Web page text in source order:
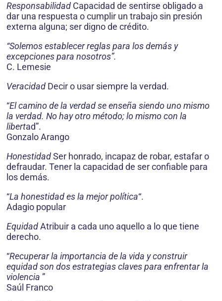
Responsabilidad Capacidad de sentirse obligado a
dar una respuesta o cumplir un trabajo sin presión
externa alguna; ser digno de crédito.
“Solemos establecer reglas para los demás y
excepciones para nosotros”.
C. Lemesie
Veracidad Decir o usar siempre la verdad.
“El camino de la verdad se enseña siendo uno mismo
la verdad. No hay otro método; lo mismo con la
libertad”.
Gonzalo Arango
HonestidadSer honrado, incapaz de robar, estafar o
defraudar. Tener la capacidad de ser confiable para
los demás.
“La honestidad es la mejor política“.
Adagio popular
EquidadAtribuir a cada uno aquello a lo que tiene
derecho.
“Recuperar la importancia de la vida y construir
equidad son dos estrategias claves para enfrentar la
violencia ”
Saúl Franco